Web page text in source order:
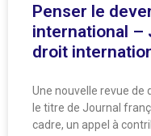
Penser le
international –
droit
Une nouvelle revue de
le titre de Journal
cadre, un appel à